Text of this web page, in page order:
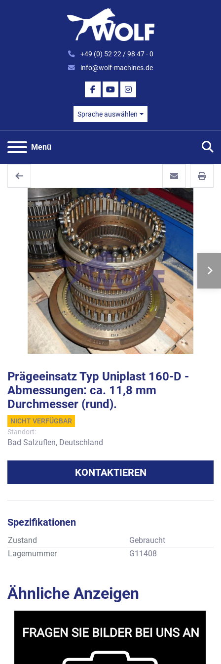
+49 (0) 52 22 / 98 47 - 0
info@wolf-machines.de
FACEBOOK
YOUTUBEINSTAGRAM
Sprache auswählen
Menü
Prägeeinsatz Typ Uniplast 160-D -
Abmessungen: ca. 11,8 mm
Durchmesser (rund).
NICHT VERFÜGBAR
Standort:
Bad Salzuflen, Deutschland
KONTAKTIEREN
Spezifikationen
Zustand
Gebraucht
Lagernummer
G11408
Ähnliche Anzeigen